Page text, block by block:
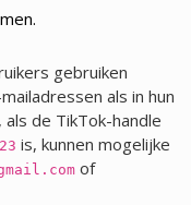
gebruiken
als in hun
de TikTok-handle
is, kunnen mogelijke
of